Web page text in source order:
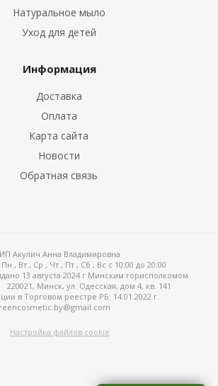
Натуральное мыло
Уход для детей
Информация
Доставка
Оплата
Карта сайта
Новости
Обратная связь
ИП Акулич Анна Владимировна
Пн , Вт , Ср , Чт , Пт , Сб , Вс c 10:00 до 20:00
13 августа 2024 г Минским горисполкомом
220021, Минск, ул. Одесская, дом 4, кв. 141
в Торговом реестре РБ: 14.01.2022 г.
Настройка файлов cookie